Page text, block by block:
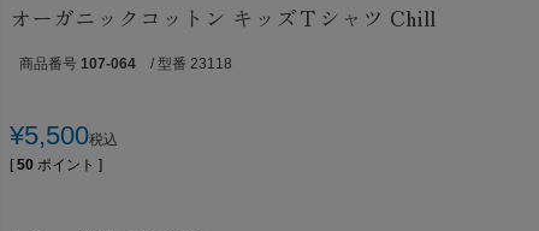
オーガニックコットン キッズＴシャツ Chill
商品番号 107-064 / 型番 23118
¥5,500税込
[ 50 ポイント ]